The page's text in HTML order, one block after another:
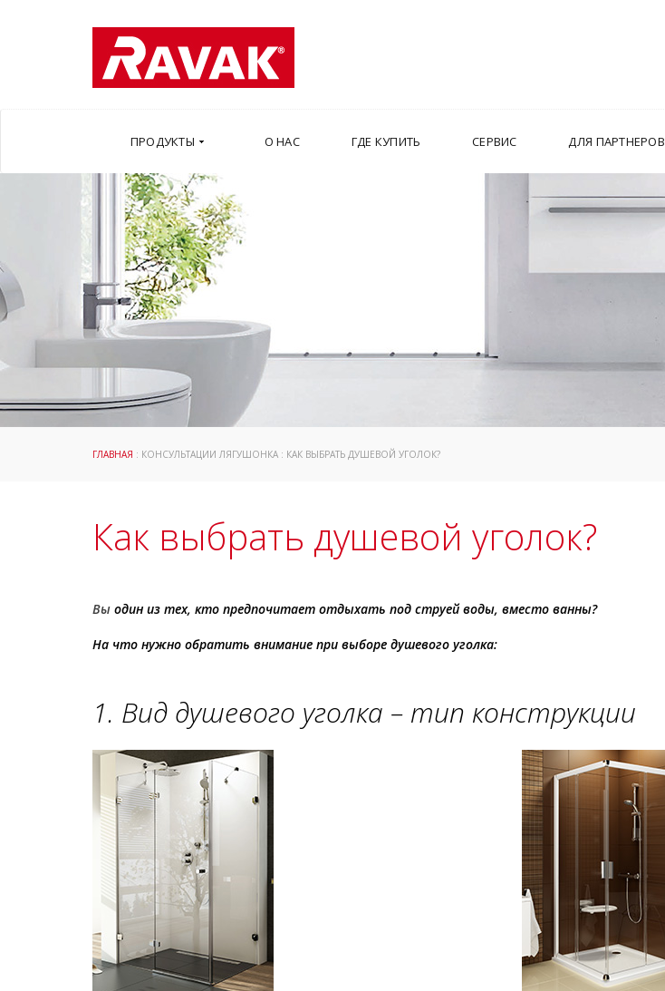
ПРОДУКТЫ О НАС ГДЕ КУПИТЬ СЕРВИС ДЛЯ ПАРТНЕРОВ
ГЛАВНАЯ : КОНСУЛЬТАЦИИ ЛЯГУШОНКА : КАК ВЫБРАТЬ ДУШЕВОЙ УГОЛОК?
Как выбрать душевой уголок?
Вы один из тех, кто предпочитает отдыхать под струей воды, вместо ванны?
На что нужно обратить внимание при выборе душевого уголка:
1. Вид душевого уголка – тип конструкции